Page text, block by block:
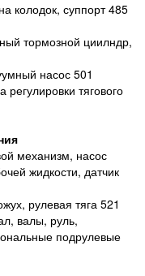
колодок, суппорт 485
тормозной циилндр,
насос 501
тягового
механизм, насос
жидкости, датчик
рулевая тяга 521
валы, руль,
подрулевые